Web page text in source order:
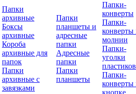
Папки
архивные
Боксы
архивные
Короба
архивные для
папок
Папки
архивные с
завязками
Папки
планшеты и
адресные
папки
Адресные
папки
Папки
планшеты
Папки-
конверты
Папки-
конверты
молнии
Папки-
уголки
Папки-
конверты
кнопке